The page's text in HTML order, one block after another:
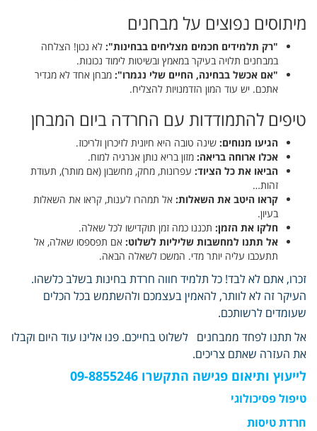
מיתוסים נפוצים על מבחנים
"רק תלמידים חכמים מצליחים בבחינות": לא נכון! הצלחה
במבחנים תלויה בעיקר במאמץ ובשיטות לימוד נכונות.
"אם אכשל בבחינה, החיים שלי נגמרו": מבחן אחד לא מגדיר
אתכם. יש עוד המון הזדמנויות להצליח.
טיפים להתמודדות עם החרדה ביום המבחן
הגיעו מנוחים: שינה טובה היא חיונית לזיכרון ולריכוז.
אכלו ארוחה בריאה: מזון בריא נותן אנרגיה למוח.
הביאו את כל הציוד: עפרונות, מחק, מחשבון (אם מותר), תעודת
זהות…
קראו היטב את השאלות: אל תמהרו לענות, קראו את השאלות
בעיון.
חלקו את הזמן: תכננו כמה זמן תוקדישו לכל שאלה.
אל תתנו למחשבות שליליות לשלוט: אם תפספסו שאלה, אל
תתעכבו עליה יותר מדי. המשכו לשאלה הבאה.
זכרו, אתם לא לבד! כל תלמיד חווה חרדת בחינות בשלב כלשהו.
העיקר זה לא לוותר, להאמין בעצמכם ולהשתמש בכל הכלים
שעומדים לרשותכם.
אל תתנו לפחד ממבחנים לשלוט בחייכם. פנו אלינו עוד היום וקבלו
את העזרה שאתם צריכים.
לייעוץ ותיאום פגישה התקשרו 09-8855246
טיפול פסיכולוגי
חרדת טיסות